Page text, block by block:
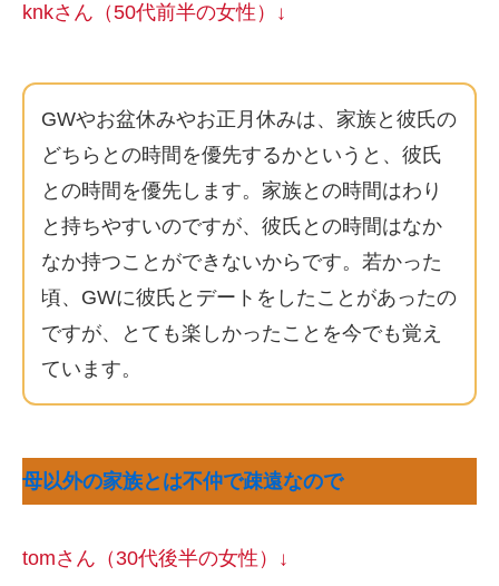
knkさん（50代前半の女性）↓
GWやお盆休みやお正月休みは、家族と彼氏の
どちらとの時間を優先するかというと、彼氏
との時間を優先します。家族との時間はわり
と持ちやすいのですが、彼氏との時間はなか
なか持つことができないからです。若かった
頃、GWに彼氏とデートをしたことがあったの
ですが、とても楽しかったことを今でも覚え
ています。
母以外の家族とは不仲で疎遠なので
tomさん（30代後半の女性）↓